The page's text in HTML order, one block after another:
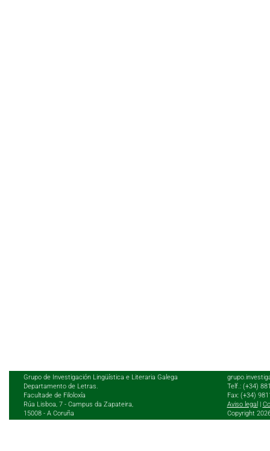
Grupo de Investigación Lingüística e Literaria Galega
Departamento de Letras.
Facultade de Filoloxía
Rúa Lisboa, 7 - Campus da Zapateira,
15008 - A Coruña
Telf.: (+34)
Fax: (+34)
Aviso legal
Copyright